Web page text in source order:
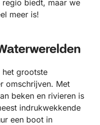
biedt, maar we
meer is!
het grootste
omschrijven. Met
beken en rivieren is
indrukwekkende
een boot in